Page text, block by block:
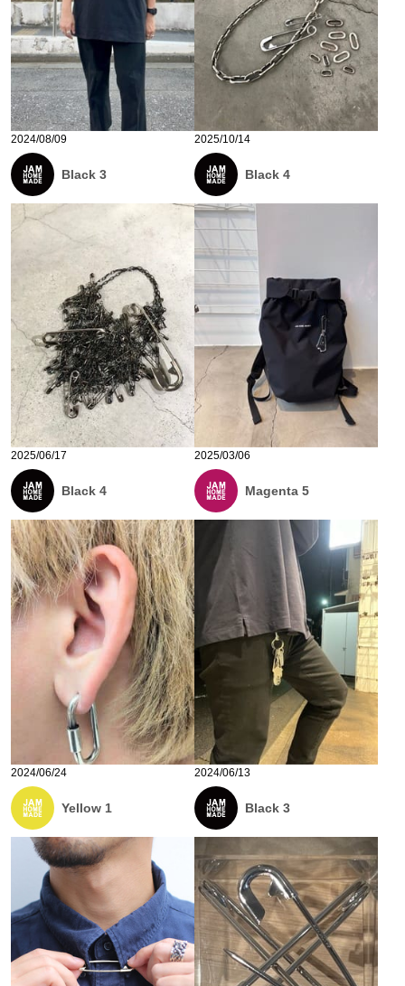
2024/08/09
Black 3
2025/10/14
Black 4
2025/06/17
Black 4
2025/03/06
Magenta 5
2024/06/24
Yellow 1
2024/06/13
Black 3